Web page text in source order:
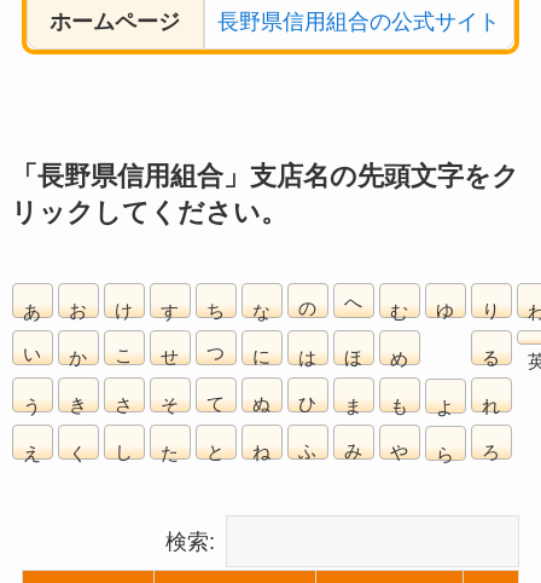
ホームページ 長野県信用組合の公式サイト
「長野県信用組合」支店名の先頭文字をク
リックしてください。
あ
い
う
え
お
か
き
く
け
こ
さ
し
す
せ
そ
た
ち
つ
て
と
な
に
ぬ
ね
の
は
ひ
ふ
へ
ほ
ま
み
む
め
も
や
ゆ
よ
ら
り
る
れ
ろ
検索: